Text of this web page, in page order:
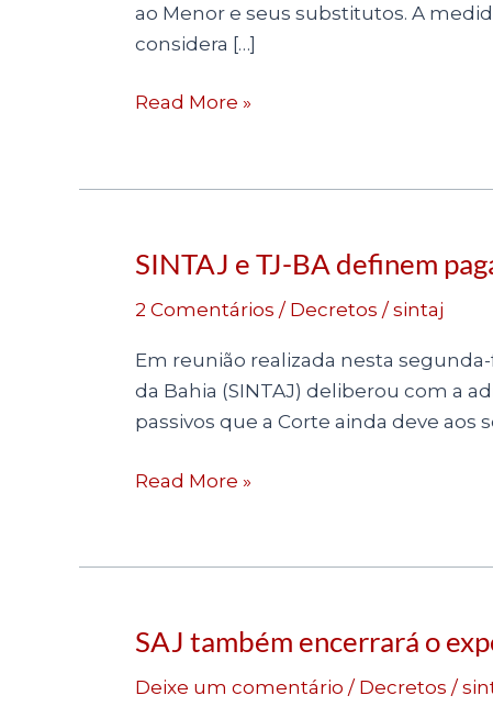
ao Menor e seus substitutos. A
considera […]
Read More »
SINTAJ e TJ-BA definem
2 Comentários / Decretos /sintaj
Em reunião realizada nesta
da Bahia (SINTAJ) deliberou com a
passivos que a Corte ainda deve
SINTAJ
TJ-
BA
definem
pagamento
passivos
Read More »
SAJ também encerrará o
Deixe um comentário / Decretos /
SAJ
encerrará